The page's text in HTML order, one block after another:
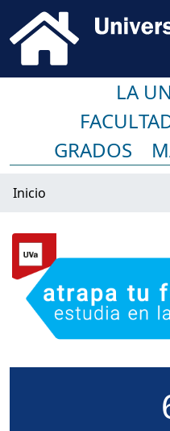
LA
GRADOS
Inicio